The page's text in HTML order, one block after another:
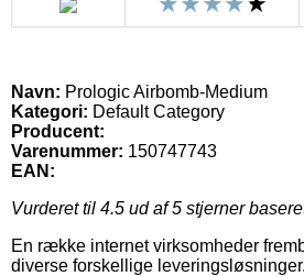
Navn: Prologic Airbomb-Medium
Kategori: Default Category
Producent:
Varenummer: 150747743
EAN:
Vurderet til 4.5 ud af 5 stjerner
En række internet virksomheder
diverse forskellige